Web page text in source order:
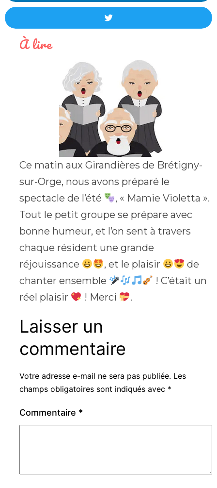
À lire
Ce matin aux Girandières de Brétigny-
sur-Orge, nous avons préparé le
spectacle de l’été
, « Mamie Violetta ».
Tout le petit groupe se prépare avec
bonne humeur, et l’on sent à travers
chaque résident une grande
réjouissance
, et le plaisir
de
chanter ensemble
! C’était un
réel plaisir
! Merci .
Laisser un
commentaire
Votre adresse e-mail ne sera pas publiée. Les
champs obligatoires sont indiqués avec *
Commentaire *